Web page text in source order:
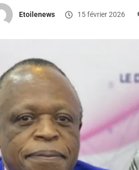
Etoilenews 15 février 2026